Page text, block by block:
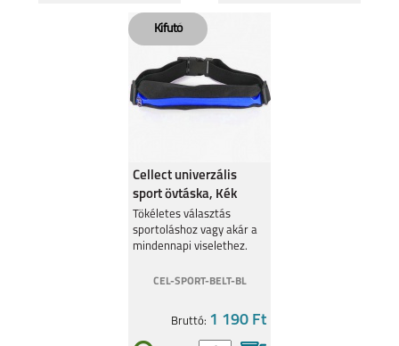
Cellect univerzális
sport övtáska, Kék
Tökéletes választás
sportoláshoz vagy akár a
mindennapi viselethez.
CEL-SPORT-BELT-BL
Bruttó: 1 190 Ft